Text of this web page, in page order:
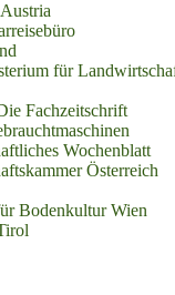
für
Fachzeitschrift
Wochenblatt
Österreich
Bodenkultur Wien